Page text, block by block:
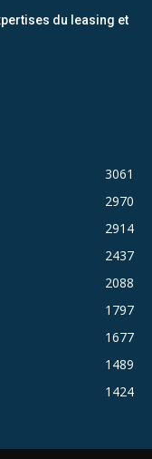
du leasing et
3061
2970
2914
2437
2088
1797
1677
1489
1424